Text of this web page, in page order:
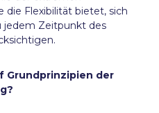
die Flexibilität bietet, sich
jedem Zeitpunkt des
Grundprinzipien der